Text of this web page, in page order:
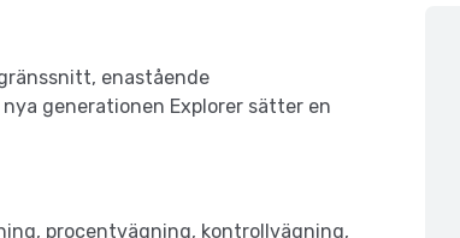
enastående
generationen Explorer sätter en
procentvägning, kontrollvägning,